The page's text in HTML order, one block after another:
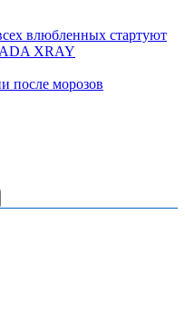
влюбленных стартуют
XRAY
после морозов